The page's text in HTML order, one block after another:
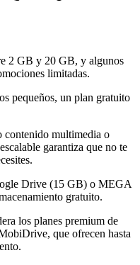
2 GB y 20 GB, y algunos
limitadas.
pequeños, un plan gratuito
contenido multimedia o
garantiza que no te
Drive (15 GB) o MEGA
gratuito.
los planes premium de
que ofrecen hasta